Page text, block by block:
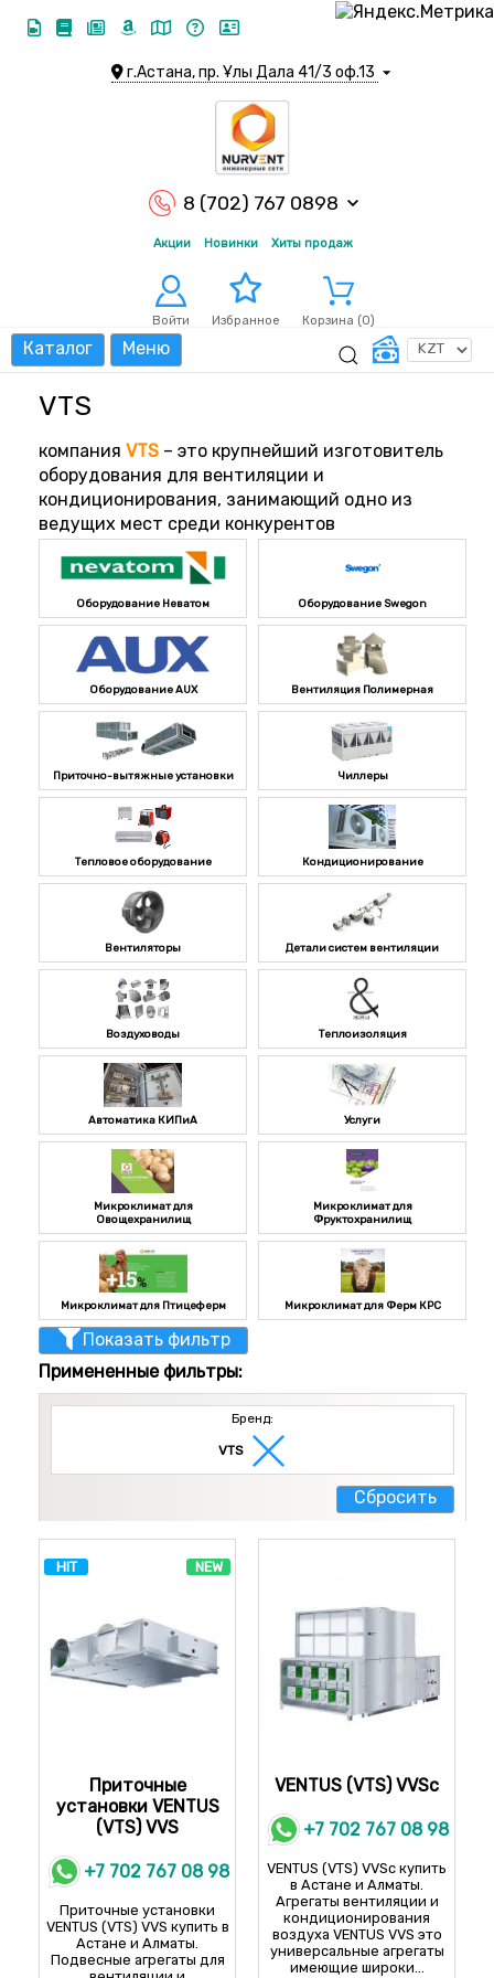
г.Астана, пр. Ұлы Дала 41/3 оф.13
8 (702) 767 0898
Акции Новинки Хиты продаж
Войти Избранное Корзина (0)
Каталог Меню
VTS
компания VTS – это крупнейший изготовитель
оборудования для вентиляции и
кондиционирования, занимающий одно из
ведущих мест среди конкурентов
Оборудование Неватом Оборудование Swegon
Оборудование AUX Вентиляция Полимерная
Приточно-вытяжные установки Чиллеры
Тепловое оборудование Кондиционирование
Вентиляторы Детали систем вентиляции
Воздуховоды Теплоизоляция
Автоматика КИПиА Услуги
Микроклимат для
Овощехранилищ
Микроклимат для
Фруктохранилищ
Микроклимат для Птицеферм Микроклимат для Ферм КРС
Показать фильтр
Примененные фильтры:
Бренд:
VTS
Cбросить
NEW
HIT
Приточные
установки VENTUS
(VTS) VVS
+7 702 767 08 98
Приточные установки
VENTUS (VTS) VVS купить в
Астане и Алматы.
Подвесные агрегаты для
VENTUS (VTS) VVSc
+7 702 767 08 98
VENTUS (VTS) VVSc купить
в Астане и Алматы.
Агрегаты вентиляции и
кондиционирования
воздуха VENTUS VVS это
универсальные агрегаты
имеющие широки...